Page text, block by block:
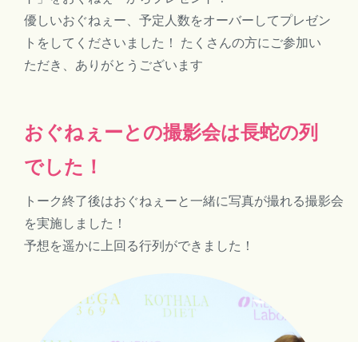
優しいおぐねぇー、予定人数をオーバーしてプレゼン
トをしてくださいました！ たくさんの方にご参加い
ただき、ありがとうございます
おぐねぇーとの撮影会は長蛇の列
でした！
トーク終了後はおぐねぇーと一緒に写真が撮れる撮影会
を実施しました！
予想を遥かに上回る行列ができました！